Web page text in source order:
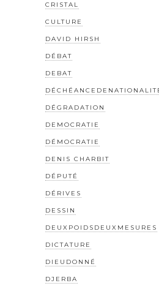
CRISTAL
CULTURE
DAVID HIRSH
DÉBAT
DEBAT
DÉGRADATION
DEMOCRATIE
DÉMOCRATIE
DENIS CHARBIT
DÉPUTÉ
DÉRIVES
DESSIN
DEUXPOIDSDEUXMESURES
DICTATURE
DIEUDONNÉ
DJERBA